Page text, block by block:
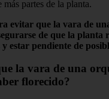
más partes de la planta.
evitar que la vara de
de que la planta
estar pendiente de
la vara de una
florecido?